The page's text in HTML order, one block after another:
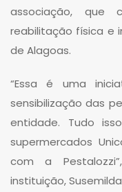
associação, que
reabilitação física e
de Alagoas.
“Essa é uma
sensibilização das
entidade. Tudo
supermercados
com a
instituição,